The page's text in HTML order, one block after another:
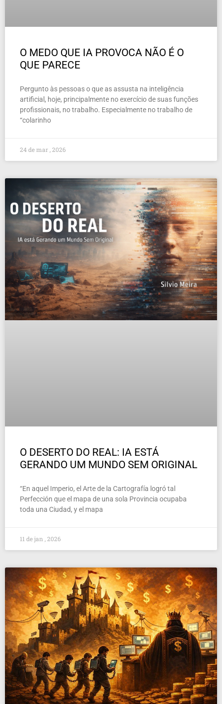
O MEDO QUE IA PROVOCA NÃO É O
QUE PARECE
Pergunto às pessoas o que as assusta na inteligência
artificial, hoje, principalmente no exercício de suas funções
profissionais, no trabalho. Especialmente no trabalho de
“colarinho
24 de mar , 2026
O DESERTO DO REAL: IA ESTÁ
GERANDO UM MUNDO SEM ORIGINAL
“En aquel Imperio, el Arte de la Cartografía logró tal
Perfección que el mapa de una sola Provincia ocupaba
toda una Ciudad, y el mapa
11 de jan , 2026